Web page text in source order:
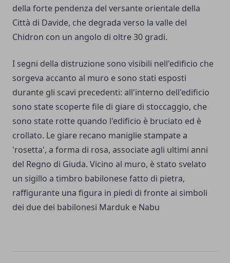
della forte pendenza del versante orientale della
Città di Davide, che degrada verso la valle del
Chidron con un angolo di oltre 30 gradi.
I segni della distruzione sono visibili nell'edificio che
sorgeva accanto al muro e sono stati esposti
durante gli scavi precedenti: all'interno dell'edificio
sono state scoperte file di giare di stoccaggio, che
sono state rotte quando l'edificio è bruciato ed è
crollato. Le giare recano maniglie stampate a
'rosetta', a forma di rosa, associate agli ultimi anni
del Regno di Giuda. Vicino al muro, è stato svelato
un sigillo a timbro babilonese fatto di pietra,
raffigurante una figura in piedi di fronte ai simboli
dei due dei babilonesi Marduk e Nabu